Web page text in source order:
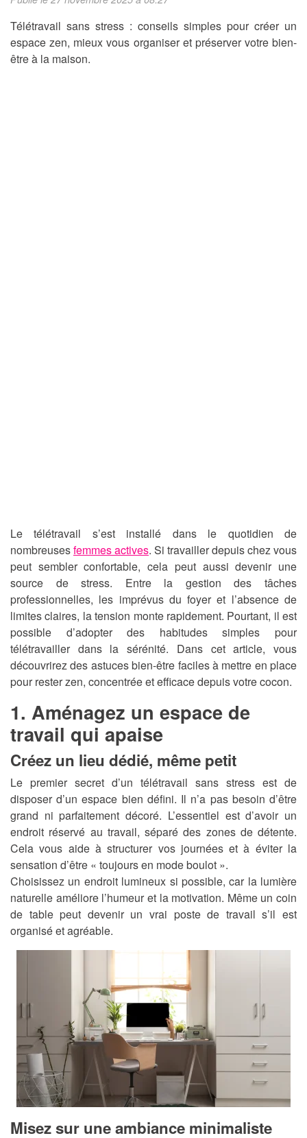
Télétravail sans stress : conseils simples pour créer un
espace zen, mieux vous organiser et préserver votre bien-
être à la maison.
Le télétravail s’est installé dans le quotidien de
nombreusesfemmes actives. Si travailler depuis chez vous
peut sembler confortable, cela peut aussi devenir une
source de stress. Entre la gestion des tâches
professionnelles, les imprévus du foyer et l’absence de
limites claires, la tension monte rapidement. Pourtant, il est
possible d’adopter des habitudes simples pour
télétravailler dans la sérénité. Dans cet article, vous
découvrirez des astuces bien-être faciles à mettre en place
pour rester zen, concentrée et efficace depuis votre cocon.
1. Aménagez un espace de
travail qui apaise
Créez un lieu dédié, même petit
Le premier secret d’un télétravail sans stress est de
disposer d’un espace bien défini. Il n’a pas besoin d’être
grand ni parfaitement décoré. L’essentiel est d’avoir un
endroit réservé au travail, séparé des zones de détente.
Cela vous aide à structurer vos journées et à éviter la
sensation d’être « toujours en mode boulot ».
Choisissez un endroit lumineux si possible, car la lumière
naturelle améliore l’humeur et la motivation. Même un coin
de table peut devenir un vrai poste de travail s’il est
organisé et agréable.
Misez sur une ambiance minimaliste